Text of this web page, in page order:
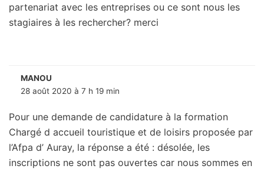
partenariat avec les entreprises ou ce sont nous les
stagiaires à les rechercher? merci
MANOU
28 août 2020 à 7 h 19 min
Pour une demande de candidature à la formation
Chargé d accueil touristique et de loisirs proposée par
l’Afpa d’ Auray, la réponse a été : désolée, les
inscriptions ne sont pas ouvertes car nous sommes en